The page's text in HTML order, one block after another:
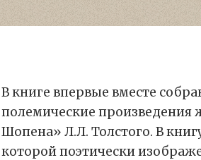
В книге впервые вместе
полемические произведения
Шопена» Л.Л. Толстого. В
которой поэтически